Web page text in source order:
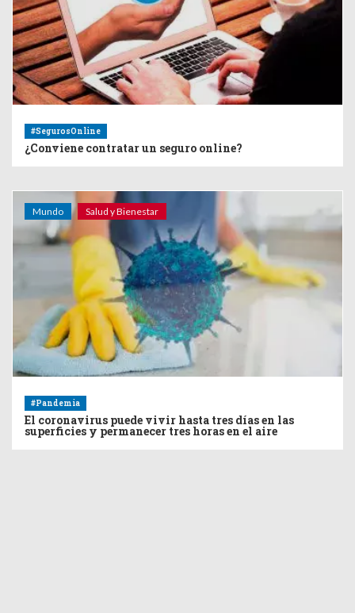
#SegurosOnline
¿Conviene contratar un seguro online?
Mundo Salud y Bienestar
#Pandemia
El coronavirus puede vivir hasta tres días en las
superficies y permanecer tres horas en el aire